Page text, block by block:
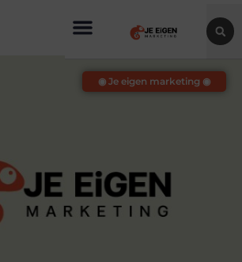
◉ Je eigen marketing ◉